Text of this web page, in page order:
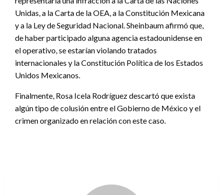
Unidas, a la Carta de la OEA, a la Constitución Mexicana
y a la Ley de Seguridad Nacional. Sheinbaum afirmó que,
de haber participado alguna agencia estadounidense en
el operativo, se estarían violando tratados
internacionales y la Constitución Política de los Estados
Unidos Mexicanos.
Finalmente, Rosa Icela Rodríguez descartó que exista
algún tipo de colusión entre el Gobierno de México y el
crimen organizado en relación con este caso.